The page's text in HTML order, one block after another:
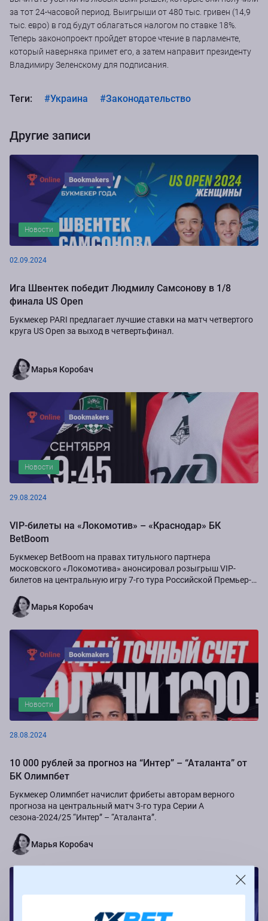
за тот 24-часовой период. Выигрыши от 480 тыс. гривен (14,9
тыс. евро) в год будут облагаться налогом по ставке 18%.
Теперь законопроект пройдет второе чтение в парламенте,
который наверняка примет его, а затем направит президенту
Владимиру Зеленскому для подписания.
Теги: #Украина #Законодательство
Другие записи
Новости
02.09.2024
Ига Швентек победит Людмилу Самсонову в 1/8
финала US Open
Букмекер PARI предлагает лучшие ставки на матч четвертого
круга US Open за выход в четвертьфинал.
Марья Коробач
Новости
29.08.2024
VIP-билеты на «Локомотив» – «Краснодар» БК
BetBoom
Букмекер BetBoom на правах титульного партнера
московского «Локомотива» анонсировал розыгрыш VIP-
билетов на центральную игру 7-го тура Российской Премьер-
Марья Коробач
Новости
28.08.2024
10 000 рублей за прогноз на “Интер” – “Аталанта” от
БК Олимпбет
Букмекер Олимпбет начислит фрибеты авторам верного
прогноза на центральный матч 3-го тура Серии А
сезона-2024/25 “Интер” – “Аталанта”.
Марья Коробач